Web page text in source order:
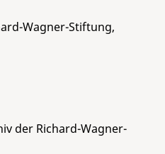
Wagner-Stiftung,
der Richard-Wagner-